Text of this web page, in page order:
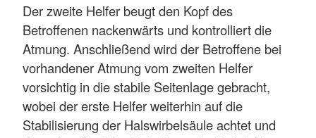
Der zweite Helfer beugt den Kopf des
Betroffenen nackenwärts und kontrolliert die
Atmung. Anschließend wird der Betroffene bei
vorhandener Atmung vom zweiten Helfer
vorsichtig in die stabile Seitenlage gebracht,
wobei der erste Helfer weiterhin auf die
Stabilisierung der Halswirbelsäule achtet und